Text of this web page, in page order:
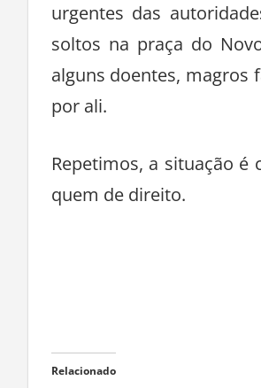
urgentes das
soltos na praça do
alguns doentes, magros
por ali.
Repetimos, a situação
quem de direito.
Relacionado